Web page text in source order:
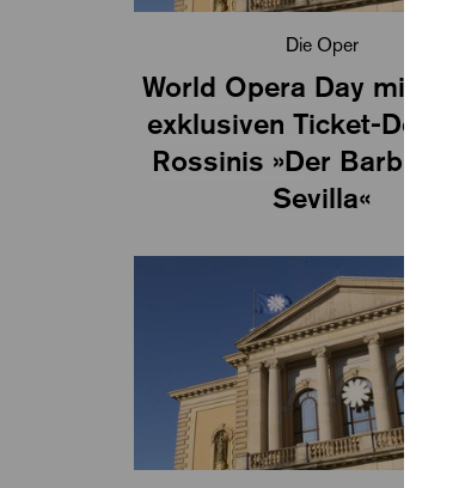
Die Oper
World Opera Day mit
exklusiven Ticket-Deal
Rossinis »Der Barbier
Sevilla«